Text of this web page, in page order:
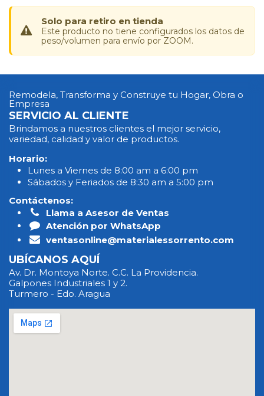
Solo para retiro en tienda
Este producto no tiene configurados los datos de
peso/volumen para envío por ZOOM.
Remodela, Transforma y Construye tu Hogar, Obra o
Empresa
SERVICIO AL CLIENTE
Brindamos a nuestros clientes el mejor servicio,
variedad, calidad y valor de productos.
Horario:
Lunes a Viernes de 8:00 am a 6:00 pm
Sábados y Feriados de 8:30 am a 5:00 pm
Contáctenos:
Llama a Asesor de Ventas
Atención por WhatsApp
ventasonline@materialessorrento.com
UBÍCANOS AQUÍ
Av. Dr. Montoya Norte. C.C. La Providencia.
Galpones Industriales 1 y 2.
Turmero - Edo. Aragua